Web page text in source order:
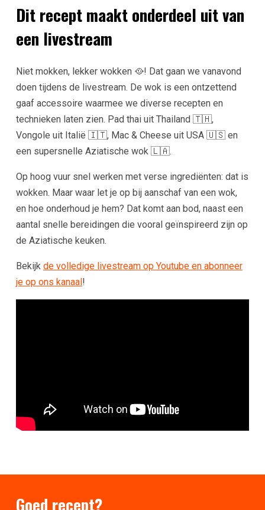
Dit recept maakt onderdeel uit van
een livestream
Niet mokken, lekker wokken 🥘! Dat gaan we vanavond
doen tijdens de livestream. De wok is een ontzettend
gaaf accessoire waarmee we diverse recepten en
technieken laten zien. Pad thai uit Thailand 🇹🇭,
Vongole uit Italië 🇮🇹, Mac & Cheese uit USA 🇺🇸 en
een supersnelle Aziatische wok 🇱🇦.
Op hoog vuur snel werken met verse ingrediënten: dat is
wokken. Maar waar let je op bij aanschaf van een wok,
en hoe onderhoud je hem? Dat komt aan bod, naast een
aantal snelle bereidingen die vooral geïnspireerd zijn op
de Aziatische keuken.
Bekijk de volledige livestream op Youtube en abonneer
je op ons kanaal!
Goed recept?